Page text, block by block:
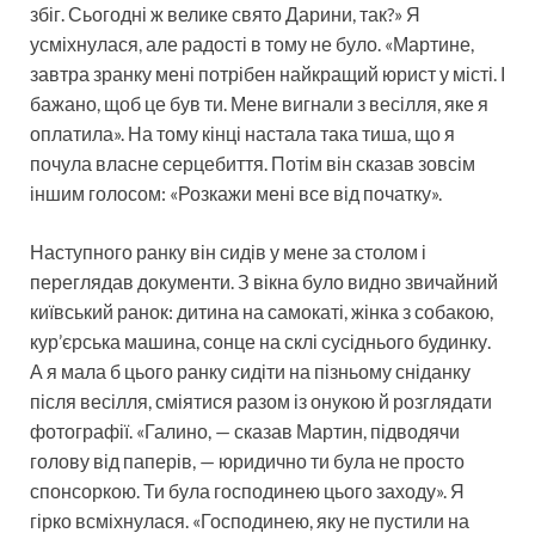
збіг. Сьогодні ж велике свято Дарини, так?» Я
усміхнулася, але радості в тому не було. «Мартине,
завтра зранку мені потрібен найкращий юрист у місті. І
бажано, щоб це був ти. Мене вигнали з весілля, яке я
оплатила». На тому кінці настала така тиша, що я
почула власне серцебиття. Потім він сказав зовсім
іншим голосом: «Розкажи мені все від початку».
Наступного ранку він сидів у мене за столом і
переглядав документи. З вікна було видно звичайний
київський ранок: дитина на самокаті, жінка з собакою,
кур’єрська машина, сонце на склі сусіднього будинку.
А я мала б цього ранку сидіти на пізньому сніданку
після весілля, сміятися разом із онукою й розглядати
фотографії. «Галино, — сказав Мартин, підводячи
голову від паперів, — юридично ти була не просто
спонсоркою. Ти була господинею цього заходу». Я
гірко всміхнулася. «Господинею, яку не пустили на